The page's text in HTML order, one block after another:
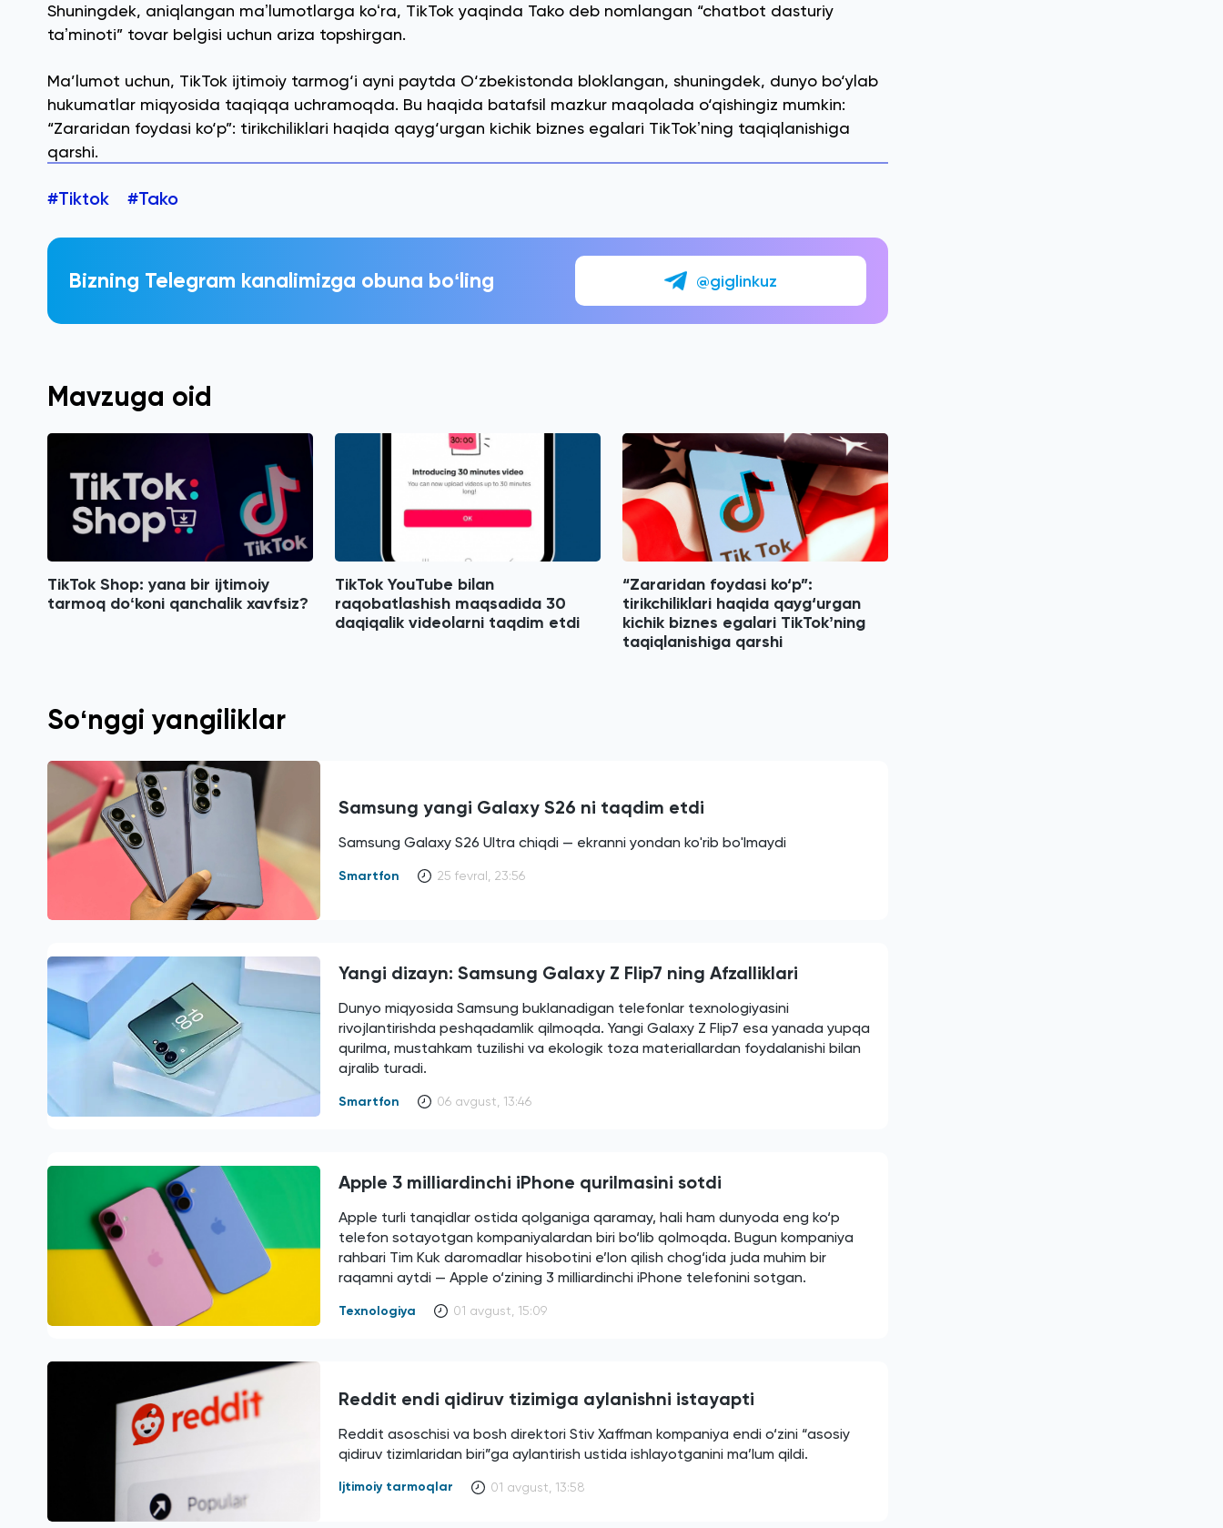
Shuningdek, aniqlangan maʼlumotlarga koʻra, TikTok yaqinda Tako deb nomlangan “chatbot dasturiy
taʼminoti” tovar belgisi uchun ariza topshirgan.
Ma’lumot uchun, TikTok ijtimoiy tarmog‘i ayni paytda O‘zbekistonda bloklangan, shuningdek, dunyo bo‘ylab
hukumatlar miqyosida taqiqqa uchramoqda. Bu haqida batafsil mazkur maqolada o‘qishingiz mumkin:
“Zararidan foydasi ko‘p”: tirikchiliklari haqida qayg‘urgan kichik biznes egalari TikTokʼning taqiqlanishiga
qarshi.
#Tiktok #Tako
Bizning Telegram kanalimizga obuna boʻling @giglinkuz
Mavzuga oid
TikTok Shop: yana bir ijtimoiy
tarmoq doʻkoni qanchalik xavfsiz?
TikTok YouTube bilan
raqobatlashish maqsadida 30
daqiqalik videolarni taqdim etdi
“Zararidan foydasi ko‘p”:
tirikchiliklari haqida qayg‘urgan
kichik biznes egalari TikTokʼning
taqiqlanishiga qarshi
Soʻnggi yangiliklar
Samsung yangi Galaxy S26 ni taqdim etdi
Samsung Galaxy S26 Ultra chiqdi — ekranni yondan ko'rib bo'lmaydi
Smartfon 25 fevral, 23:56
Yangi dizayn: Samsung Galaxy Z Flip7 ning Afzalliklari
Dunyo miqyosida Samsung buklanadigan telefonlar texnologiyasini
rivojlantirishda peshqadamlik qilmoqda. Yangi Galaxy Z Flip7 esa yanada yupqa
qurilma, mustahkam tuzilishi va ekologik toza materiallardan foydalanishi bilan
ajralib turadi.
Smartfon 06 avgust, 13:46
Apple 3 milliardinchi iPhone qurilmasini sotdi
Apple turli tanqidlar ostida qolganiga qaramay, hali ham dunyoda eng ko‘p
telefon sotayotgan kompaniyalardan biri bo‘lib qolmoqda. Bugun kompaniya
rahbari Tim Kuk daromadlar hisobotini e’lon qilish chog‘ida juda muhim bir
raqamni aytdi — Apple o‘zining 3 milliardinchi iPhone telefonini sotgan.
Texnologiya 01 avgust, 15:09
Reddit endi qidiruv tizimiga aylanishni istayapti
Reddit asoschisi va bosh direktori Stiv Xaffman kompaniya endi o‘zini “asosiy
qidiruv tizimlaridan biri”ga aylantirish ustida ishlayotganini ma’lum qildi.
Ijtimoiy tarmoqlar 01 avgust, 13:58